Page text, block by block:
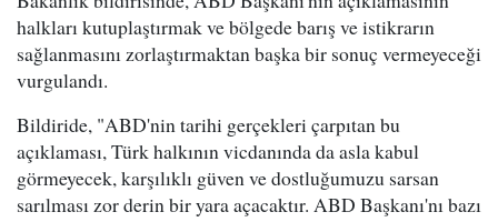
halkları kutuplaştırmak ve bölgede barış ve istikrarın
sağlanmasını zorlaştırmaktan başka bir sonuç vermeyeceği
vurgulandı.
Bildiride, "ABD'nin tarihi gerçekleri çarpıtan bu
açıklaması, Türk halkının vicdanında da asla kabul
görmeyecek, karşılıklı güven ve dostluğumuzu sarsan
sarılması zor derin bir yara açacaktır. ABD Başkanı'nı bazı